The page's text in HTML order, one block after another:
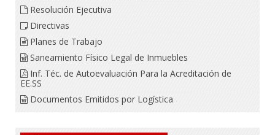
Resolución Ejecutiva
Directivas
Planes de Trabajo
Saneamiento Físico Legal de Inmuebles
Inf. Téc. de Autoevaluación Para la Acreditación de
EE.SS
Documentos Emitidos por Logística